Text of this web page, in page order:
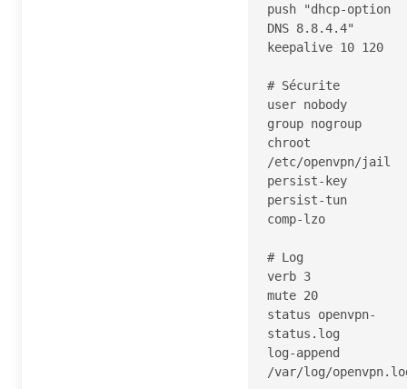
push "dhcp-option
DNS 8.8.4.4"
keepalive 10 120
# Sécurite
user nobody
group nogroup
chroot
/etc/openvpn/jail
persist-key
persist-tun
comp-lzo
# Log
verb 3
mute 20
status openvpn-
status.log
log-append
/var/log/